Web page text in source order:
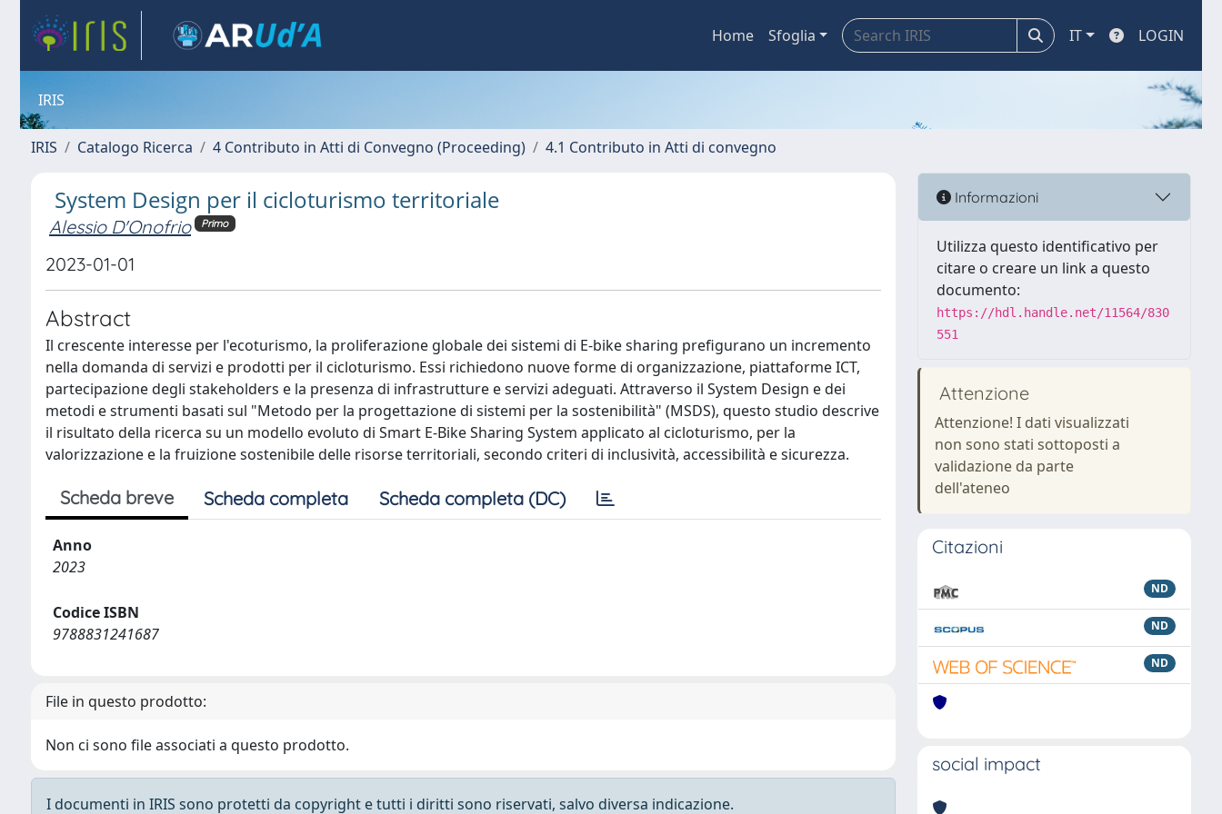
Home Sfoglia IT LOGIN
IRIS
IRIS Catalogo Ricerca 4 Contributo in Atti di Convegno (Proceeding) 4.1 Contributo in Atti di convegno
System Design per il cicloturismo territoriale
Alessio D'Onofrio Primo
2023-01-01
Abstract
Il crescente interesse per l'ecoturismo, la proliferazione globale dei sistemi di E-bike sharing prefigurano un incremento
nella domanda di servizi e prodotti per il cicloturismo. Essi richiedono nuove forme di organizzazione, piattaforme ICT,
partecipazione degli stakeholders e la presenza di infrastrutture e servizi adeguati. Attraverso il System Design e dei
metodi e strumenti basati sul "Metodo per la progettazione di sistemi per la sostenibilità" (MSDS), questo studio descrive
il risultato della ricerca su un modello evoluto di Smart E-Bike Sharing System applicato al cicloturismo, per la
valorizzazione e la fruizione sostenibile delle risorse territoriali, secondo criteri di inclusività, accessibilità e sicurezza.
Scheda breve Scheda completa Scheda completa (DC)
Anno
2023
Codice ISBN
9788831241687
File in questo prodotto:
Non ci sono file associati a questo prodotto.
I documenti in IRIS sono protetti da copyright e tutti i diritti sono riservati, salvo diversa indicazione.
Informazioni
Utilizza questo identificativo per
citare o creare un link a questo
documento:
https://hdl.handle.net/11564/830
551
Attenzione
Attenzione! I dati visualizzati
non sono stati sottoposti a
validazione da parte
dell'ateneo
Citazioni
ND
ND
ND
social impact